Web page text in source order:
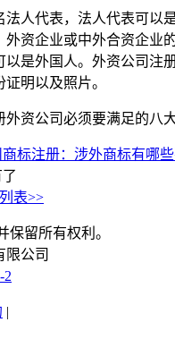
法人代表，法人代表可以
外资企业或中外合资企业
以是外国人。外资公司注
明以及照片。
资公司必须要满足的八大
标注册：涉外商标有哪些
表>>
保留所有权利。
限公司
2
|